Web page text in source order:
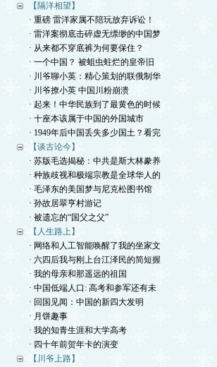
【隔洋相望】
· 重磅 雷洋家属不陪玩放弃诉讼！
· 雷洋案彻底击碎虚无缥缈的中国梦
· 从来都不穿底裤为何要保住？
· 一个中国？ 被蛆虫蛀烂的皇帝旧
· 川爷聊小英：精心策划的联俄制华
· 川爷撩小英 中国川粉崩溃
· 起来！中华民族到了最黄色的时候
· 十座本该属于中国的外国城市
· 1949年后中国丢失多少国土？看完
【谈古论今】
· 苏版毛选揭秘：中共是斯大林豢养
· 种族歧视和极端宗教是全球华人的
· 毛泽东的美国梦与尼克松图书馆
· 孙故居翠亨村游记
· 被遗忘的“国父之父”
【人生路上】
· 网络和人工智能唤醒了我的坐家文
· 六四后我与刚上台江泽民的简短握
· 我的母亲和那遥远的祖国
· 中国低端人口: 高考和参军还有未
· 回国见闻：中国的新四大发明
· 月饼趣事
· 我的知青生涯和大学高考
· 四十年前贺年卡的演变
【川爷上路】